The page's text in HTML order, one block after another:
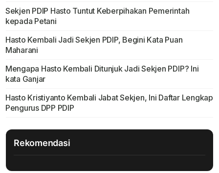
Sekjen PDIP Hasto Tuntut Keberpihakan Pemerintah
kepada Petani
Hasto Kembali Jadi Sekjen PDIP, Begini Kata Puan
Maharani
Mengapa Hasto Kembali Ditunjuk Jadi Sekjen PDIP? Ini
kata Ganjar
Hasto Kristiyanto Kembali Jabat Sekjen, Ini Daftar Lengkap
Pengurus DPP PDIP
Rekomendasi